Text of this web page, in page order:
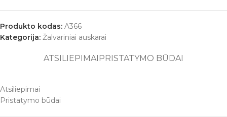
Produkto kodas: A366
Kategorija: Žalvariniai auskarai
ATSILIEPIMAIPRISTATYMO BŪDAI
Atsiliepimai
Pristatymo būdai